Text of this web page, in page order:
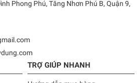
Phong Phú, Tăng Nhơn Phú B, Quận 9,
TRỢ GIÚP NHANH